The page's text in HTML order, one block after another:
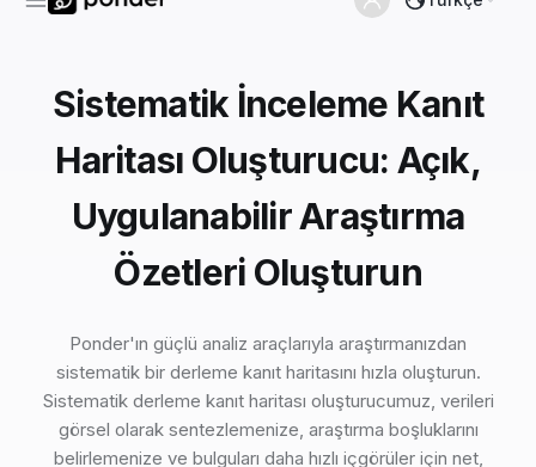
Sistematik İnceleme Kanıt
Haritası Oluşturucu: Açık,
Uygulanabilir Araştırma
Özetleri Oluşturun
Ponder'ın güçlü analiz araçlarıyla araştırmanızdan
sistematik bir derleme kanıt haritasını hızla oluşturun.
Sistematik derleme kanıt haritası oluşturucumuz, verileri
görsel olarak sentezlemenize, araştırma boşluklarını
belirlemenize ve bulguları daha hızlı içgörüler için net,